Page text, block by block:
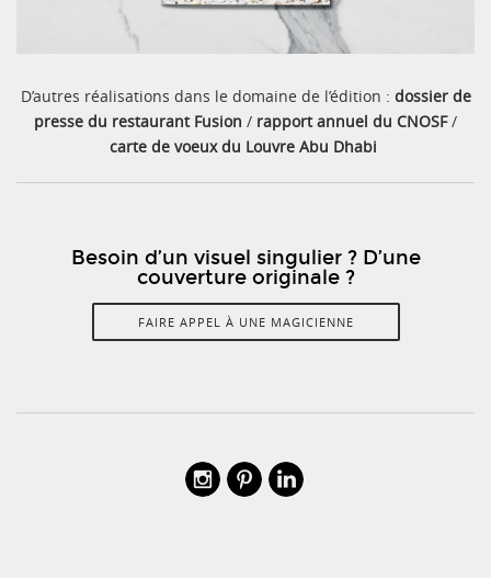
D’autres réalisations dans le domaine de l’édition : dossier de
presse du restaurant Fusion / rapport annuel du CNOSF/
carte de voeux du Louvre Abu Dhabi
Besoin d’un visuel singulier ? D’une
couverture originale ?
FAIRE APPEL À UNE MAGICIENNE